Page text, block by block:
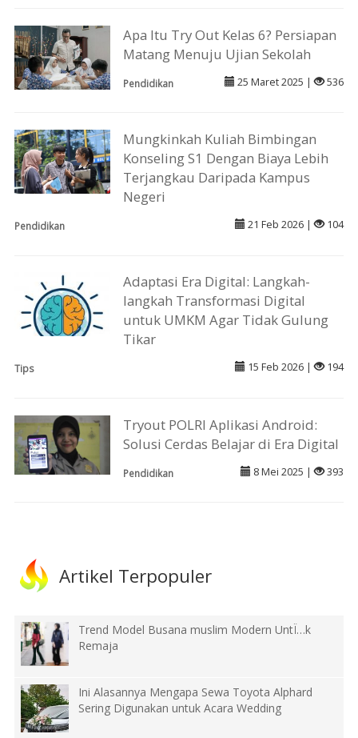
Apa Itu Try Out Kelas 6? Persiapan
Matang Menuju Ujian Sekolah
Pendidikan 25 Maret 2025 | 536
Mungkinkah Kuliah Bimbingan
Konseling S1 Dengan Biaya Lebih
Terjangkau Daripada Kampus
Negeri
Pendidikan 21 Feb 2026 | 104
Adaptasi Era Digital: Langkah-
langkah Transformasi Digital
untuk UMKM Agar Tidak Gulung
Tikar
Tips 15 Feb 2026 | 194
Tryout POLRI Aplikasi Android:
Solusi Cerdas Belajar di Era Digital
Pendidikan 8 Mei 2025 | 393
Artikel Terpopuler
Trend Model Busana muslim Modern UntÏ…k
Remaja
Ini Alasannya Mengapa Sewa Toyota Alphard
Sering Digunakan untuk Acara Wedding